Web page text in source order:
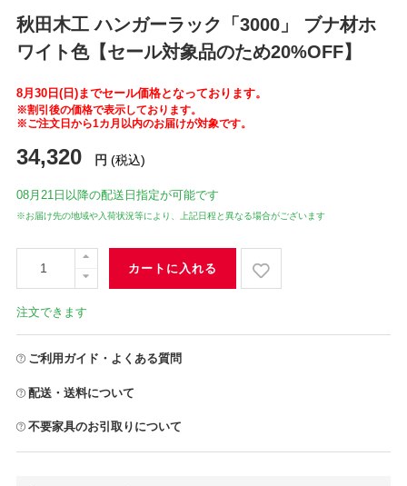
秋田木工 ハンガーラック「3000」 ブナ材ホ
ワイト色【セール対象品のため20%OFF】
8月30日(日)までセール価格となっております。
※割引後の価格で表示しております。
※ご注文日から1カ月以内のお届けが対象です。
34,320 円 (税込)
08月21日 以降の配送日指定が可能です
※お届け先の地域や入荷状況等により、上記日程と異なる場合がございます
カートに入れる
注文できます
ご利用ガイド・よくある質問
配送・送料について
不要家具のお引取りについて